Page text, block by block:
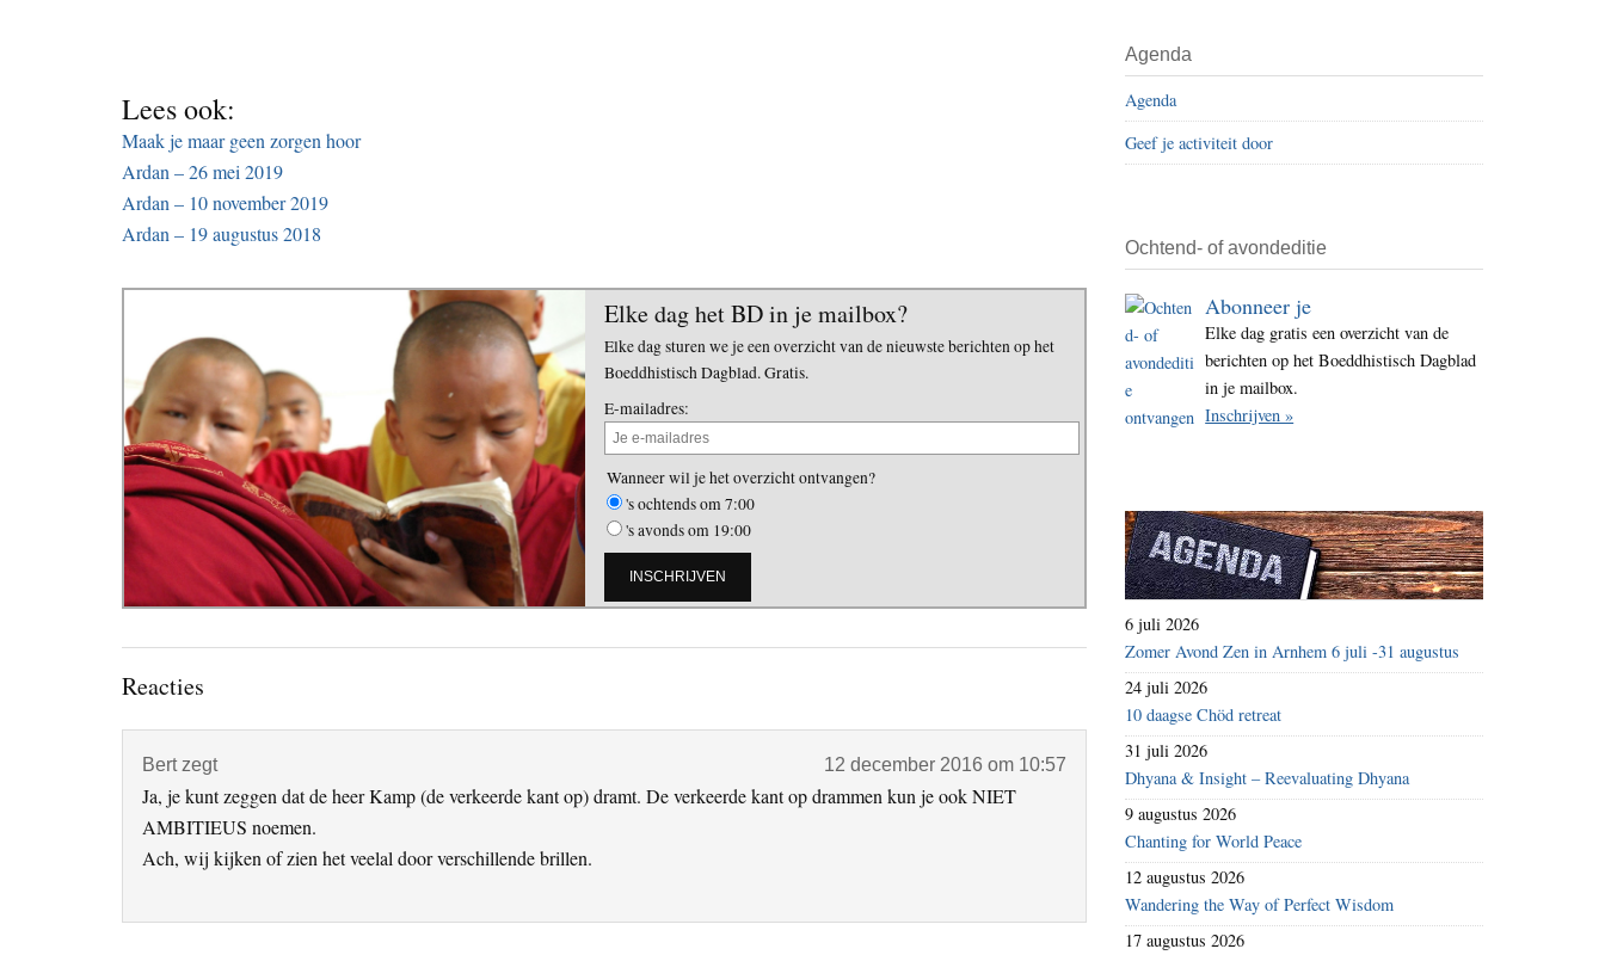
Lees ook:
Maak je maar geen zorgen hoor
Ardan – 26 mei 2019
Ardan – 10 november 2019
Ardan – 19 augustus 2018
Elke dag het BD in je mailbox?
Elke dag sturen we je een overzicht van de nieuwste berichten op het
Boeddhistisch Dagblad. Gratis.
E-mailadres:
Wanneer wil je het overzicht ontvangen?
's ochtends om 7:00
's avonds om 19:00
Lees
Reacties
Bert zegt 12 december 2016 om 10:57
Ja, je kunt zeggen dat de heer Kamp (de verkeerde kant op) dramt. De verkeerde kant op drammen kun je ook NIET
AMBITIEUS noemen.
Ach, wij kijken of zien het veelal door verschillende brillen.
Agenda
Agenda
Geef je activiteit door
Ochtend- of avondeditie
Abonneer je
Elke dag gratis een overzicht van de
berichten op het Boeddhistisch Dagblad
in je mailbox.
Inschrijven »
6 juli 2026
Zomer Avond Zen in Arnhem 6 juli -31 augustus
24 juli 2026
10 daagse Chöd retreat
31 juli 2026
Dhyana & Insight – Reevaluating Dhyana
9 augustus 2026
Chanting for World Peace
12 augustus 2026
Wandering the Way of Perfect Wisdom
17 augustus 2026